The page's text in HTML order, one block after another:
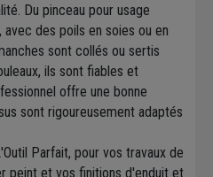
Du pinceau pour usage
des poils en soies ou en
sont collés ou sertis
ils sont fiables et
offre une bonne
sont rigoureusement adaptés
Parfait, pour vos travaux de
peint et vos finitions d'enduit et